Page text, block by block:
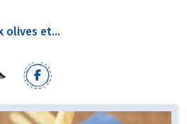
olives et...